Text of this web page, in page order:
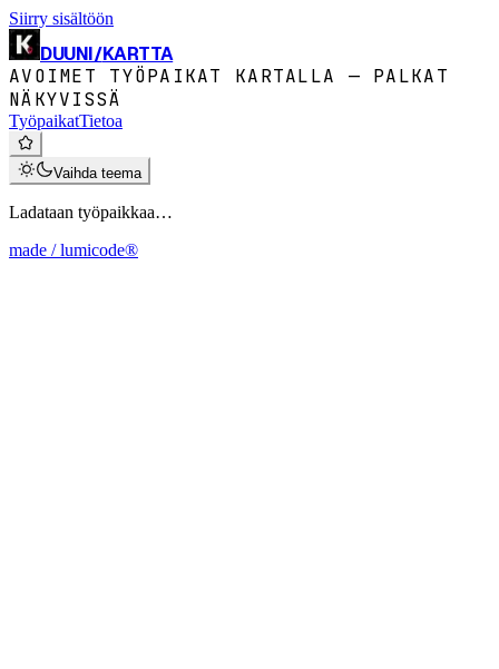
Siirry sisältöön
DUUNI/KARTTA
AVOIMET TYÖPAIKAT KARTALLA — PALKAT
NÄKYVISSÄ
TyöpaikatTietoa
Vaihda teema
Ladataan työpaikkaa…
made / lumicode®